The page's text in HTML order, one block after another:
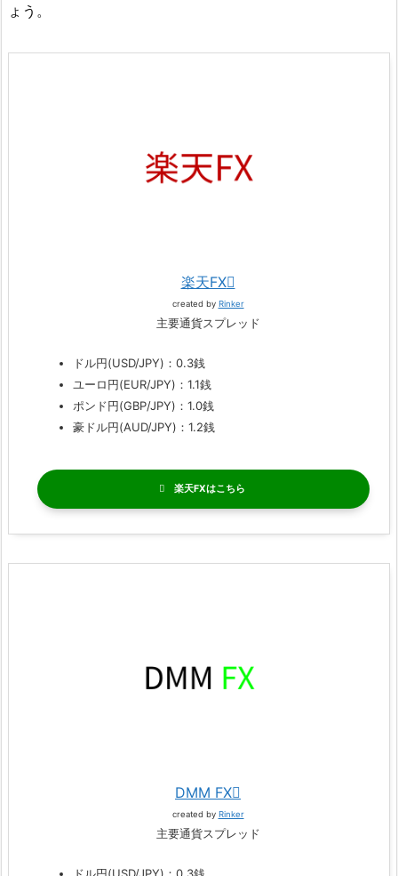
ょう。
楽天FX
created by Rinker
主要通貨スプレッド
ドル円(USD/JPY)：0.3銭
ユーロ円(EUR/JPY)：1.1銭
ポンド円(GBP/JPY)：1.0銭
豪ドル円(AUD/JPY)：1.2銭
楽天FX
DMM FX
created by Rinker
主要通貨スプレッド
ドル円(USD/JPY)：0.3銭